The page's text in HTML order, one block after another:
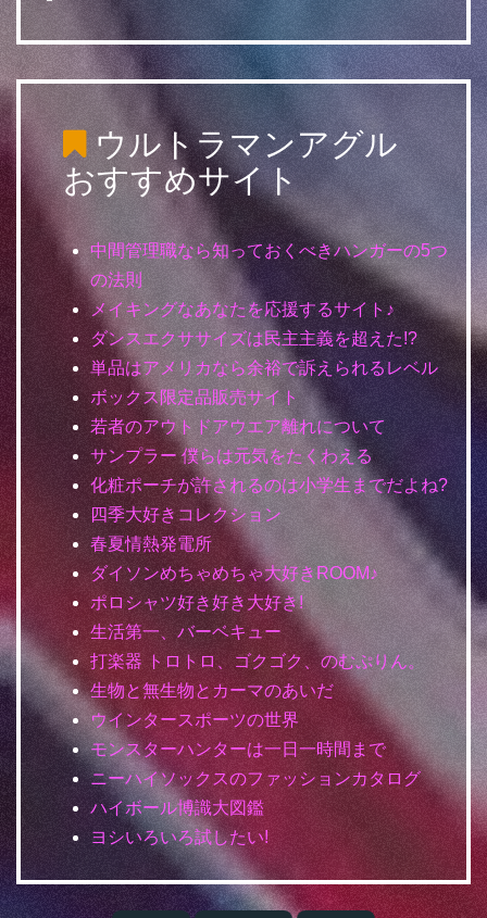
ウルトラマンアグル
おすすめサイト
中間管理職なら知っておくべきハンガーの5つ
の法則
メイキングなあなたを応援するサイト♪
ダンスエクササイズは民主主義を超えた!?
単品はアメリカなら余裕で訴えられるレベル
ボックス限定品販売サイト
若者のアウトドアウエア離れについて
サンプラー 僕らは元気をたくわえる
化粧ポーチが許されるのは小学生までだよね?
四季大好きコレクション
春夏情熱発電所
ダイソンめちゃめちゃ大好きROOM♪
ポロシャツ好き好き大好き!
生活第一、バーベキュー
打楽器 トロトロ、ゴクゴク、のむぷりん。
生物と無生物とカーマのあいだ
ウインタースポーツの世界
モンスターハンターは一日一時間まで
ニーハイソックスのファッションカタログ
ハイボール博識大図鑑
ヨシいろいろ試したい!